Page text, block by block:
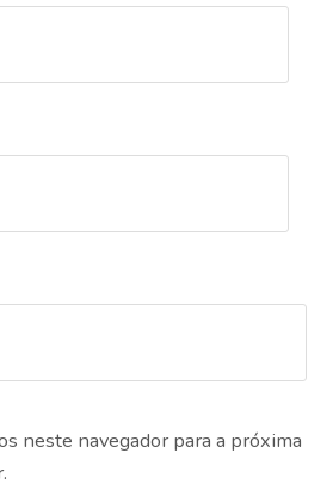
neste navegador para a próxima